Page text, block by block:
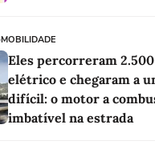
MOBILIDADE
Eles percorreram
elétrico e chegaram a
difícil: o motor a
imbatível na estrada